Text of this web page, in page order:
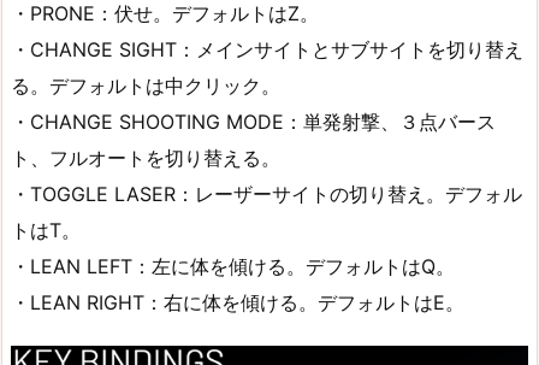
・PRONE：伏せ。デフォルトはZ。
・CHANGE SIGHT：メインサイトとサブサイトを切り替え
る。デフォルトは中クリック。
・CHANGE SHOOTING MODE：単発射撃、３点バース
ト、フルオートを切り替える。
・TOGGLE LASER：レーザーサイトの切り替え。デフォル
トはT。
・LEAN LEFT：左に体を傾ける。デフォルトはQ。
・LEAN RIGHT：右に体を傾ける。デフォルトはE。